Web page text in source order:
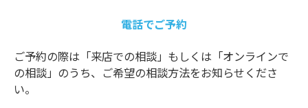
電話でご予約
ご予約の際は「来店での相談」もしくは「オンラインで
の相談」のうち、ご希望の相談方法をお知らせくださ
い。